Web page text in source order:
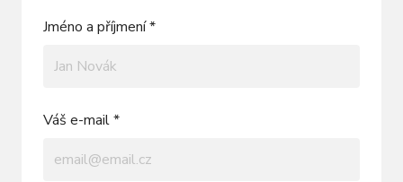
Jméno a příjmení *
Váš e-mail *